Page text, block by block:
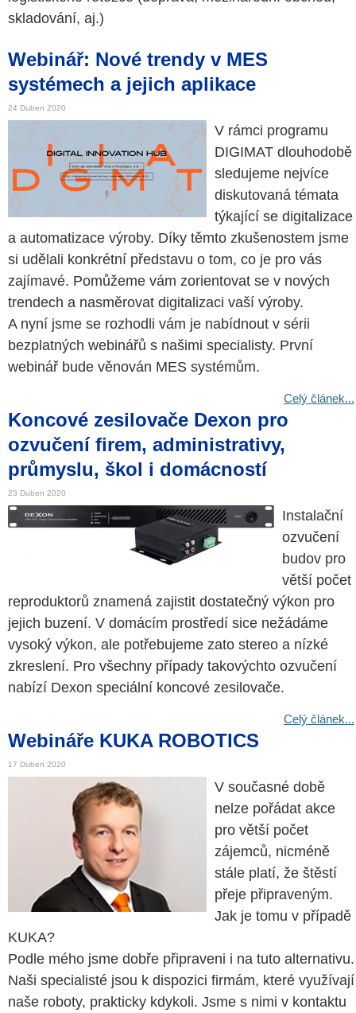
skladování, aj.)
Webinář: Nové trendy v MES
systémech a jejich aplikace
24 Duben 2020
V rámci programu
DIGIMAT dlouhodobě
sledujeme nejvíce
diskutovaná témata
týkající se digitalizace
a automatizace výroby. Díky těmto zkušenostem jsme
si udělali konkrétní představu o tom, co je pro vás
zajímavé. Pomůžeme vám zorientovat se v nových
trendech a nasměrovat digitalizaci vaší výroby.
A nyní jsme se rozhodli vám je nabídnout v sérii
bezplatných webinářů s našimi specialisty. První
webinář bude věnován MES systémům.
Celý článek...
Koncové zesilovače Dexon pro
ozvučení firem, administrativy,
průmyslu, škol i domácností
23 Duben 2020
Instalační
ozvučení
budov pro
větší počet
reproduktorů znamená zajistit dostatečný výkon pro
jejich buzení. V domácím prostředí sice nežádáme
vysoký výkon, ale potřebujeme zato stereo a nízké
zkreslení. Pro všechny případy takovýchto ozvučení
nabízí Dexon speciální koncové zesilovače.
Celý článek...
Webináře KUKA ROBOTICS
17 Duben 2020
V současné době
nelze pořádat akce
pro větší počet
zájemců, nicméně
stále platí, že štěstí
přeje připraveným.
Jak je tomu v případě
KUKA?
Podle mého jsme dobře připraveni i na tuto alternativu.
Naši specialisté jsou k dispozici firmám, které využívají
naše roboty, prakticky kdykoli. Jsme s nimi v kontaktu